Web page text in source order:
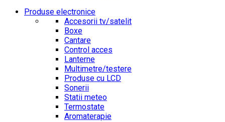
Produse electronice
Accesorii tv/satelit
Boxe
Cantare
Control acces
Lanterne
Multimetre/testere
Produse cu LCD
Sonerii
Statii meteo
Termostate
Aromaterapie